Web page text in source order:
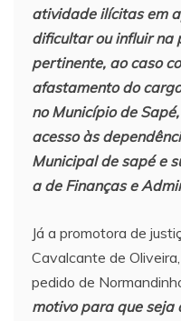
atividade ilícitas em
dificultar ou influir na
pertinente, ao caso
afastamento do
no Município de
acesso às
Municipal de sapé e
a de Finanças e
Já a promotora de
Cavalcante de
pedido de
motivo para que seja